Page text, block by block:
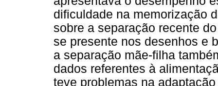
dificuldade na memorização
sobre a separação recente
se presente nos desenhos e
a separação mãe-filha
dados referentes à
teve problemas na